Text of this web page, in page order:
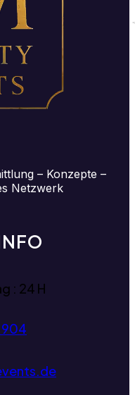
– Konzepte –
Netzwerk
: 24 H
904